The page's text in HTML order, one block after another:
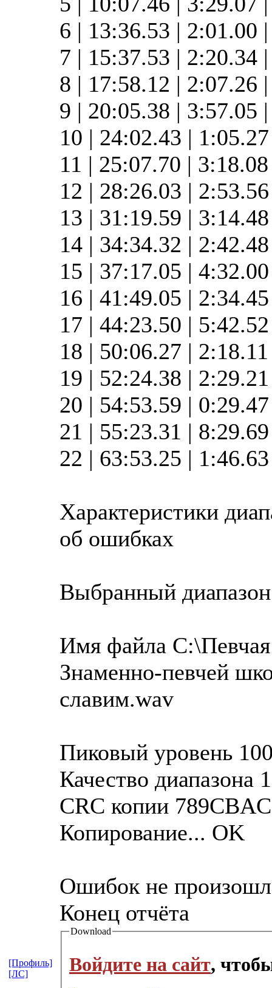
6 | 13:36.53 | 2:01.00
7 | 15:37.53 | 2:20.34
8 | 17:58.12 | 2:07.26
9 | 20:05.38 | 3:57.05
10 | 24:02.43 |
11 | 25:07.70 |
12 | 28:26.03 |
13 | 31:19.59 |
14 | 34:34.32 |
15 | 37:17.05 |
16 | 41:49.05 |
17 | 44:23.50 |
18 | 50:06.27 |
19 | 52:24.38 |
20 | 54:53.59 |
21 | 55:23.31 |
22 | 63:53.25 |
Характеристики
об ошибках
Выбранный диапазон
Имя файла
Знаменно-певчей
славим.wav
Пиковый уровень
Качество диапазона
CRC копии
Копирование... OK
Ошибок не
Конец отчёта
Download
Войдите на сайт,
[Профиль]
[ЛС]